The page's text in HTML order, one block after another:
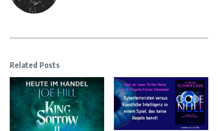
Related Posts